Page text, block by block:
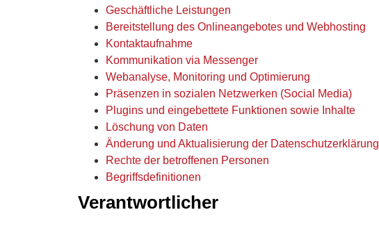
Geschäftliche Leistungen
Bereitstellung des Onlineangebotes und Webhosting
Kontaktaufnahme
Kommunikation via Messenger
Webanalyse, Monitoring und Optimierung
Präsenzen in sozialen Netzwerken (Social Media)
Plugins und eingebettete Funktionen sowie Inhalte
Löschung von Daten
Änderung und Aktualisierung der Datenschutzerklärung
Rechte der betroffenen Personen
Begriffsdefinitionen
Verantwortlicher